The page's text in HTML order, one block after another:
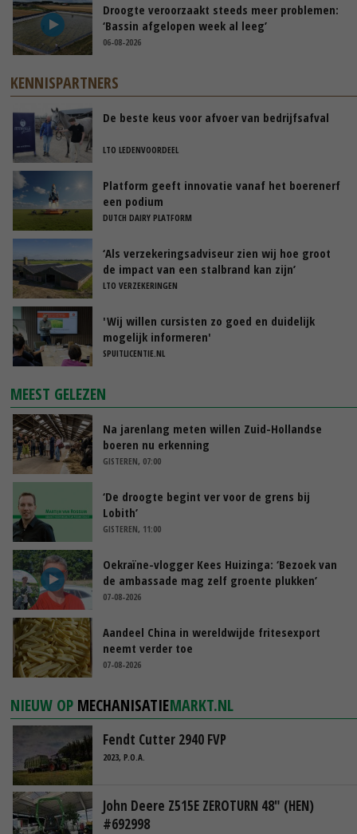
Droogte veroorzaakt steeds meer problemen:
‘Bassin afgelopen week al leeg’
06-08-2026
KENNISPARTNERS
De beste keus voor afvoer van bedrijfsafval
LTO LEDENVOORDEEL
Platform geeft innovatie vanaf het boerenerf
een podium
DUTCH DAIRY PLATFORM
‘Als verzekeringsadviseur zien wij hoe groot
de impact van een stalbrand kan zijn’
LTO VERZEKERINGEN
'Wij willen cursisten zo goed en duidelijk
mogelijk informeren'
SPUITLICENTIE.NL
MEEST GELEZEN
Na jarenlang meten willen Zuid-Hollandse
boeren nu erkenning
GISTEREN, 07:00
‘De droogte begint ver voor de grens bij
Lobith’
GISTEREN, 11:00
Oekraïne-vlogger Kees Huizinga: ‘Bezoek van
de ambassade mag zelf groente plukken’
07-08-2026
Aandeel China in wereldwijde fritesexport
neemt verder toe
07-08-2026
NIEUW OP MECHANISATIEMARKT.NL
Fendt Cutter 2940 FVP
2023, P.O.A.
John Deere Z515E ZEROTURN 48" (HEN)
#692998